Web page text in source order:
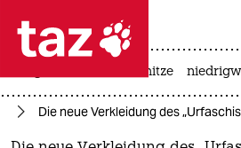
 taz zahl ich
taz zahl ich
hitze
Die neue Verkleidung des